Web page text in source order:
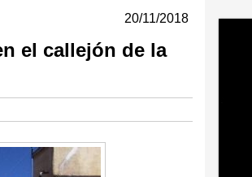
20/11/2018
el callejón de la